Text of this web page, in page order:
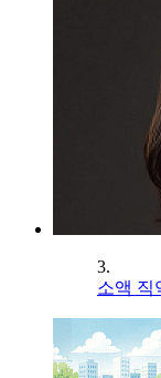
3.
소액 직